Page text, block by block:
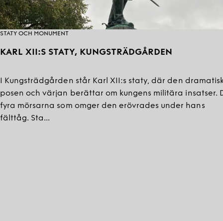
STATY OCH MONUMENT
KARL XII:S STATY, KUNGS­TRÄDGÅRDEN
I Kungsträdgården står Karl XII:s staty, där den
posen och värjan berättar om kungens militära insatser.
fyra mörsarna som omger den erövrades under hans
fälttåg. Sta...